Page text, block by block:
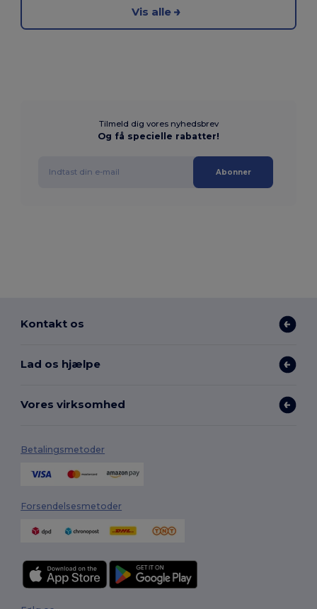
Vis alle
Tilmeld dig vores nyhedsbrev
Og få specielle rabatter!
Abonner
Kontakt os
Lad os hjælpe
Vores virksomhed
Betalingsmetoder
Forsendelsesmetoder